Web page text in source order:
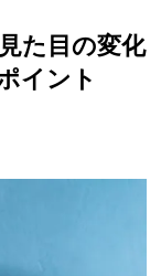
た目の変化
イント